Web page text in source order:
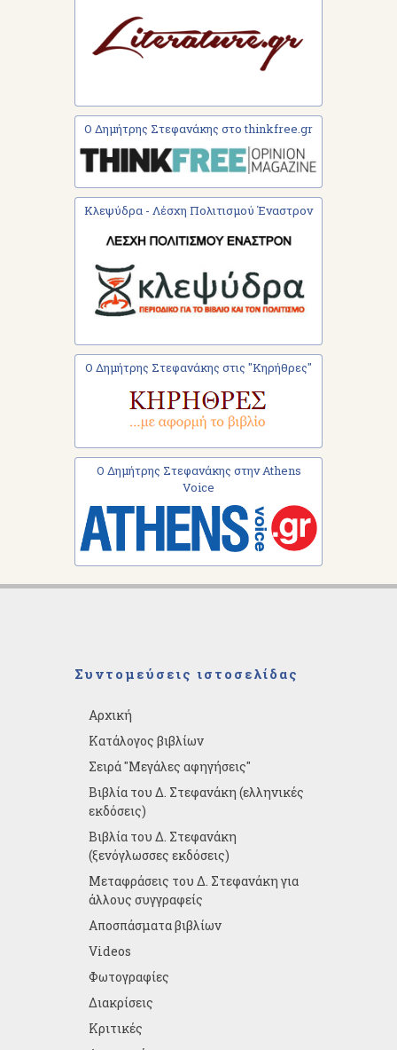
Ο Δημήτρης Στεφανάκης στο thinkfree.gr
Κλεψύδρα - Λέσχη Πολιτισμού Έναστρον
Ο Δημήτρης Στεφανάκης στις "Κηρήθρες"
Ο Δημήτρης Στεφανάκης στην Athens
Voice
Συντομεύσεις ιστοσελίδας
Αρχική
Κατάλογος βιβλίων
Σειρά "Μεγάλες αφηγήσεις"
Βιβλία του Δ. Στεφανάκη (ελληνικές
εκδόσεις)
Βιβλία του Δ. Στεφανάκη
(ξενόγλωσσες εκδόσεις)
Μεταφράσεις του Δ. Στεφανάκη για
άλλους συγγραφείς
Αποσπάσματα βιβλίων
Videos
Φωτογραφίες
Διακρίσεις
Κριτικές